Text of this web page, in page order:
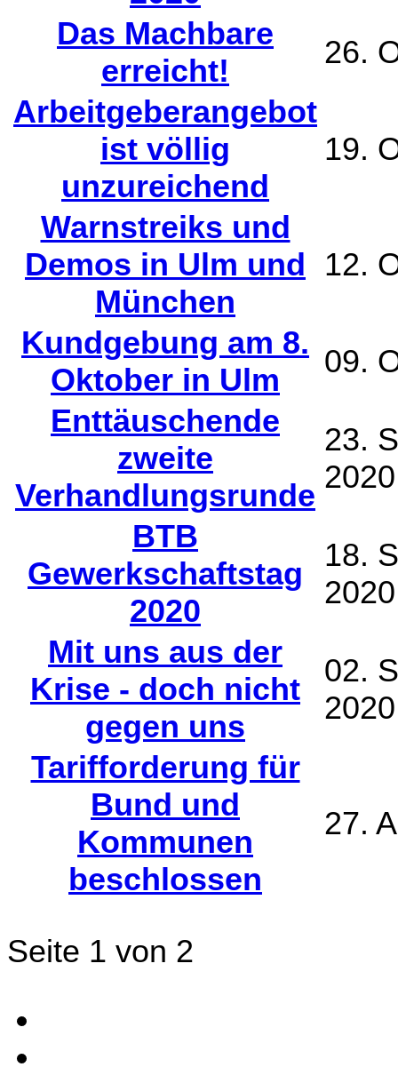
Das Machbare
erreicht!
26.
Arbeitgeberangebot
ist völlig
unzureichend
19.
Warnstreiks und
Demos in Ulm und
München
12.
Kundgebung am 8.
Oktober in Ulm
09.
Enttäuschende
zweite
Verhandlungsrunde
23.
2020
BTB
Gewerkschaftstag
2020
18.
2020
Mit uns aus der
Krise - doch nicht
gegen uns
02.
2020
Tarifforderung für
Bund und
Kommunen
beschlossen
27.
Seite 1 von 2